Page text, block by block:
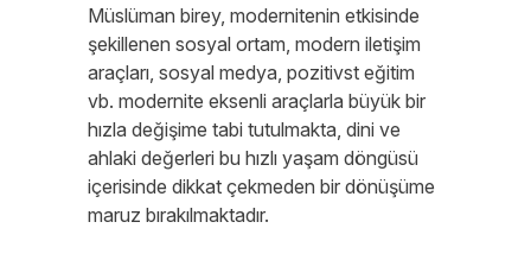
Müslüman birey, modernitenin etkisinde
şekillenen sosyal ortam, modern iletişim
araçları, sosyal medya, pozitivst eğitim
vb. modernite eksenli araçlarla büyük bir
hızla değişime tabi tutulmakta, dini ve
ahlaki değerleri bu hızlı yaşam döngüsü
içerisinde dikkat çekmeden bir dönüşüme
maruz bırakılmaktadır.